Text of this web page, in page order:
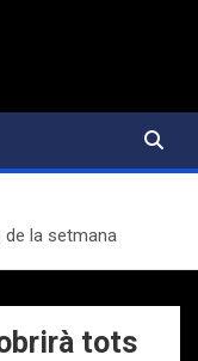
de la setmana
tots